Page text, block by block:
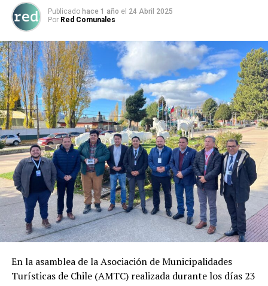
Publicado hace 1 año el 24 Abril 2025
Por Red Comunales
En la asamblea de la Asociación de Municipalidades
Turísticas de Chile (AMTC) realizada durante los días 23